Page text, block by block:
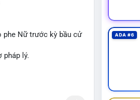
phe Nữ trước kỳ bầu cử
pháp lý.
ADA #6